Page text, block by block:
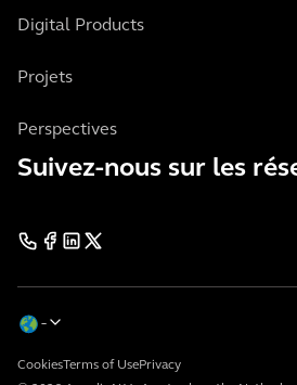
Digital Products
Projets
Perspectives
Suivez-nous sur les
CookiesTerms of UsePrivacy